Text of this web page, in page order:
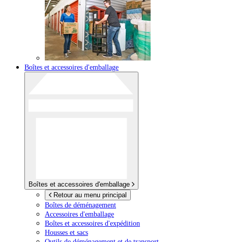
Boîtes et accessoires d'emballage
Boîtes et accessoires d'emballage
Retour au menu principal
Boîtes de déménagement
Accessoires d'emballage
Boîtes et accessoires d'expédition
Housses et sacs